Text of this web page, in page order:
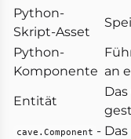
Python-
Skript-Asset
Python-
Komponente an
Entität
cave.Component -